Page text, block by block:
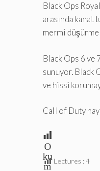
Black Ops
arasında kanat
mermi
Black Ops 6 ve
sunuyor. Black
ve hissi
Call of Duty
O
ku
m Lectures :4